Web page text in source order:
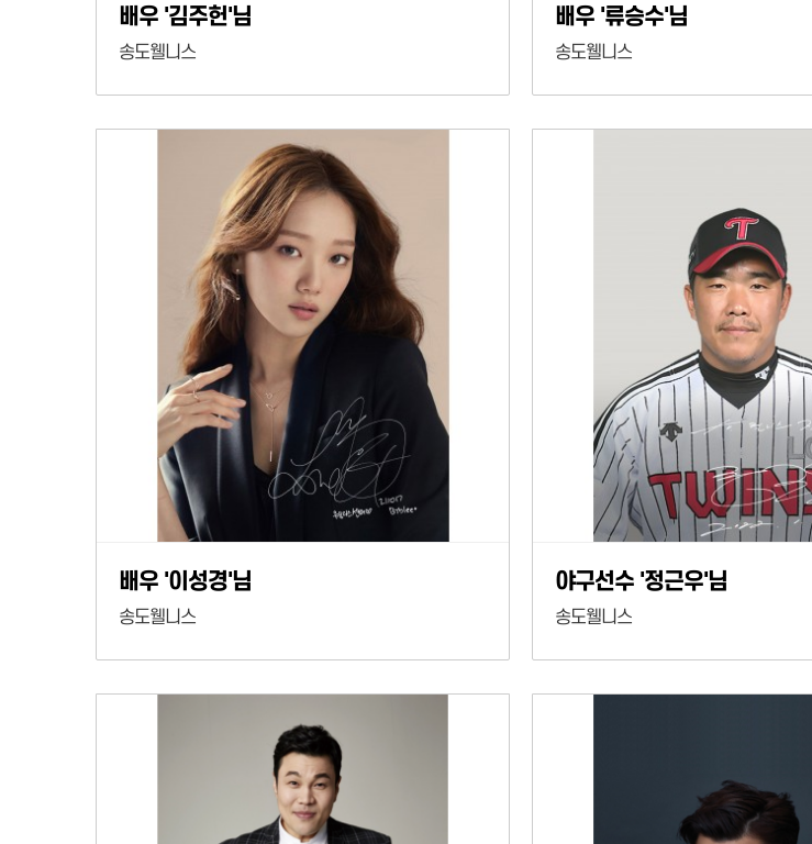
배우 '김주헌'님
송도웰니스
배우 '류승수'님
송도웰니스
배우 '이성경'님
송도웰니스
야구선수 '정근우'님
송도웰니스